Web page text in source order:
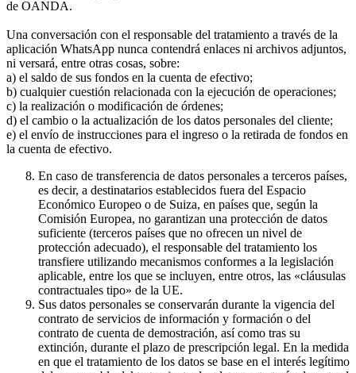
de OANDA.
Una conversación con el responsable del tratamiento a través de la
aplicación WhatsApp nunca contendrá enlaces ni archivos adjuntos,
ni versará, entre otras cosas, sobre:
a) el saldo de sus fondos en la cuenta de efectivo;
b) cualquier cuestión relacionada con la ejecución de operaciones;
c) la realización o modificación de órdenes;
d) el cambio o la actualización de los datos personales del cliente;
e) el envío de instrucciones para el ingreso o la retirada de fondos en
la cuenta de efectivo.
En caso de transferencia de datos personales a terceros países,
es decir, a destinatarios establecidos fuera del Espacio
Económico Europeo o de Suiza, en países que, según la
Comisión Europea, no garantizan una protección de datos
suficiente (terceros países que no ofrecen un nivel de
protección adecuado), el responsable del tratamiento los
transfiere utilizando mecanismos conformes a la legislación
aplicable, entre los que se incluyen, entre otros, las «cláusulas
contractuales tipo» de la UE.
Sus datos personales se conservarán durante la vigencia del
contrato de servicios de información y formación o del
contrato de cuenta de demostración, así como tras su
extinción, durante el plazo de prescripción legal. En la medida
en que el tratamiento de los datos se base en el interés legítimo